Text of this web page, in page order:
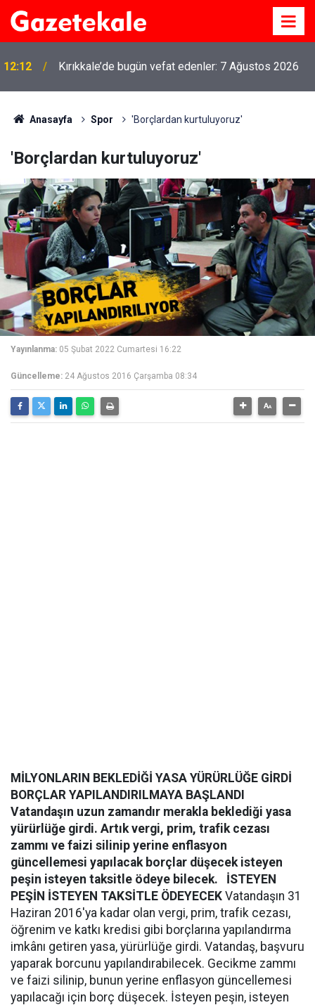
12:12 Kırıkkale’de bugün vefat edenler: 7 Ağustos 2026
Anasayfa Spor 'Borçlardan kurtuluyoruz'
'Borçlardan kurtuluyoruz'
Yayınlanma: 05 Şubat 2022 Cumartesi 16:22
Güncelleme: 24 Ağustos 2016 Çarşamba 08:34
MİLYONLARIN BEKLEDİĞİ YASA YÜRÜRLÜĞE GİRDİ
BORÇLAR YAPILANDIRILMAYA BAŞLANDI
Vatandaşın uzun zamandır merakla beklediği yasa
yürürlüğe girdi. Artık vergi, prim, trafik cezası
zammı ve faizi silinip yerine enflasyon
güncellemesi yapılacak borçlar düşecek isteyen
peşin isteyen taksitle ödeye bilecek.
İSTEYEN
PEŞİN İSTEYEN TAKSİTLE ÖDEYECEK Vatandaşın 31
Haziran 2016'ya kadar olan vergi, prim, trafik cezası,
öğrenim ve katkı kredisi gibi borçlarına yapılandırma
imkânı getiren yasa, yürürlüğe girdi. Vatandaş, başvuru
yaparak borcunu yapılandırabilecek. Gecikme zammı
ve faizi silinip, bunun yerine enflasyon güncellemesi
yapılacağı için borç düşecek. İsteyen peşin, isteyen